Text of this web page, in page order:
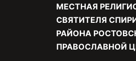
МЕСТНАЯ
СВЯТИТЕЛЯ
РАЙОНА
ПРАВОСЛАВНОЙ